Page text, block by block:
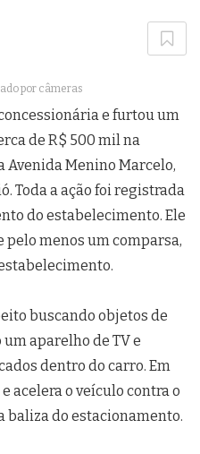
por câmeras
e furtou um
de R$ 500 mil na
Avenida Menino Marcelo,
Toda a ação foi registrada
do estabelecimento. Ele
menos um comparsa,
buscando objetos de
aparelho de TV e
dentro do carro. Em
acelera o veículo contra o
baliza do estacionamento.